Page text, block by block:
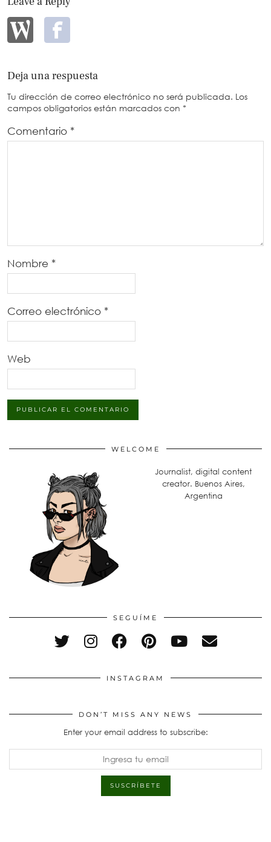
Deja una respuesta
Tu dirección de correo electrónico no será publicada. Los
campos obligatorios están marcados con *
Comentario *
Nombre *
Correo electrónico *
Web
WELCOME
Journalist, digital content
creator. Buenos Aires,
Argentina
SEGUÍME
INSTAGRAM
DON’T MISS ANY NEWS
Enter your email address to subscribe: